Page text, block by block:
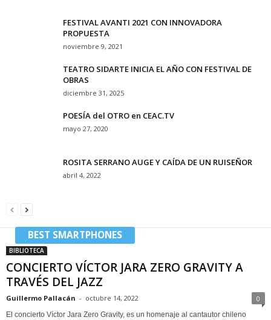
FESTIVAL AVANTI 2021 CON INNOVADORA
PROPUESTA
noviembre 9, 2021
TEATRO SIDARTE INICIA EL AÑO CON FESTIVAL DE
OBRAS
diciembre 31, 2025
POESÍA del OTRO en CEAC.TV
mayo 27, 2020
ROSITA SERRANO AUGE Y CAÍDA DE UN RUISEÑOR
abril 4, 2022
BEST SMARTPHONES
BIBLIOTECA
CONCIERTO VÍCTOR JARA ZERO GRAVITY A
TRAVÉS DEL JAZZ
Guillermo Pallacán - octubre 14, 2022 0
El concierto Víctor Jara Zero Gravity, es un homenaje al cantautor chileno